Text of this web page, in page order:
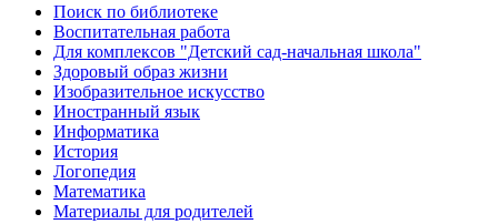
Поиск по библиотеке
Воспитательная работа
Для комплексов "Детский сад-начальная школа"
Здоровый образ жизни
Изобразительное искусство
Иностранный язык
Информатика
История
Логопедия
Математика
Материалы для родителей